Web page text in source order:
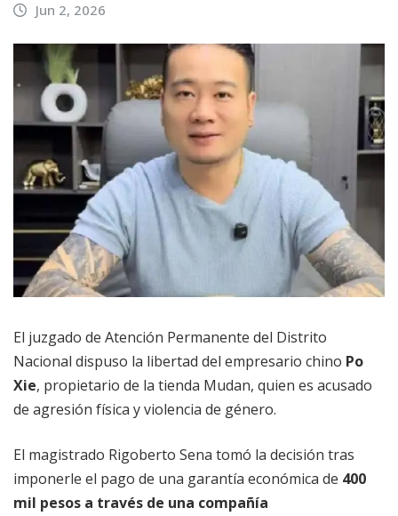
Jun 2, 2026
El juzgado de Atención Permanente del Distrito
Nacional dispuso la libertad del empresario chino Po
Xie, propietario de la tienda Mudan, quien es acusado
de agresión física y violencia de género.
El magistrado Rigoberto Sena tomó la decisión tras
imponerle el pago de una garantía económica de 400
mil pesos a través de una compañía